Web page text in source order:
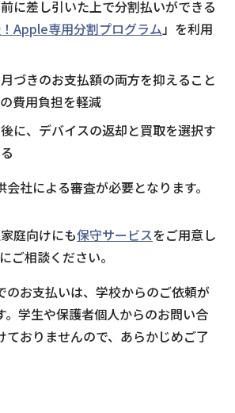
に差し引いた上で分割払いができる
Apple専用分割プログラム」を利用
づきのお支払額の両方を抑えること
費用負担を軽減
に、デバイスの返却と買取を選択す
会社による審査が必要となります。
庭向けにも保守サービスをご用意し
ご相談ください。
のお支払いは、学校からのご依頼が
。学生や保護者個人からのお問い合
ておりませんので、あらかじめご了